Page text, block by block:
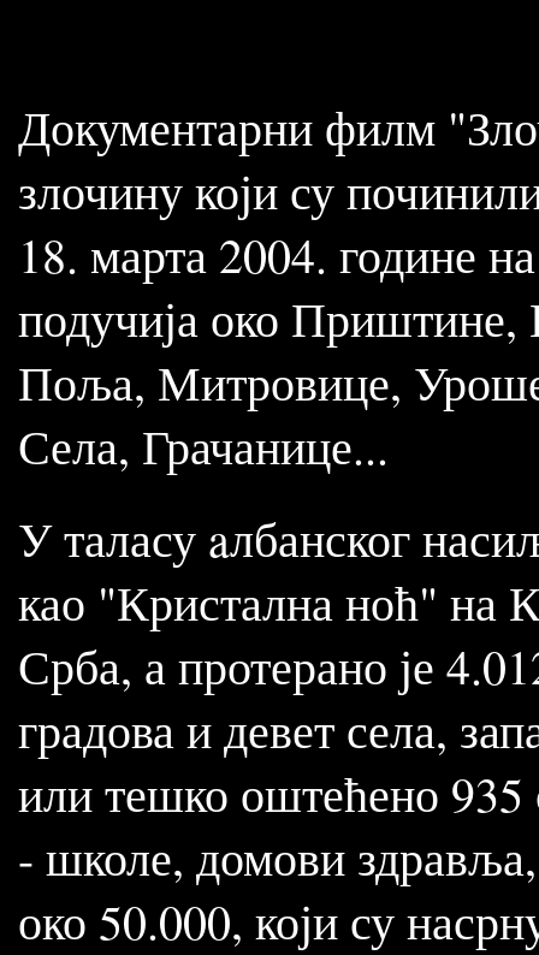
Документарни филм
злочину који су
18. марта 2004. године
подучија око Приштине,
Поља, Митровице,
Села, Грачанице...
У таласу aлбанског
као "Кристална ноћ" на
Срба, а протерано је
градова и девет села,
или тешко оштећено 935
- школе, домови
око 50.000, који су